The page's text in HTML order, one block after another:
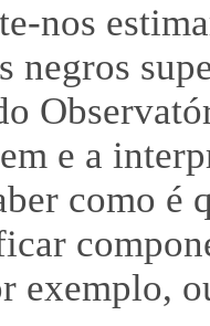
nos
negros
e a
como é
exemplo,